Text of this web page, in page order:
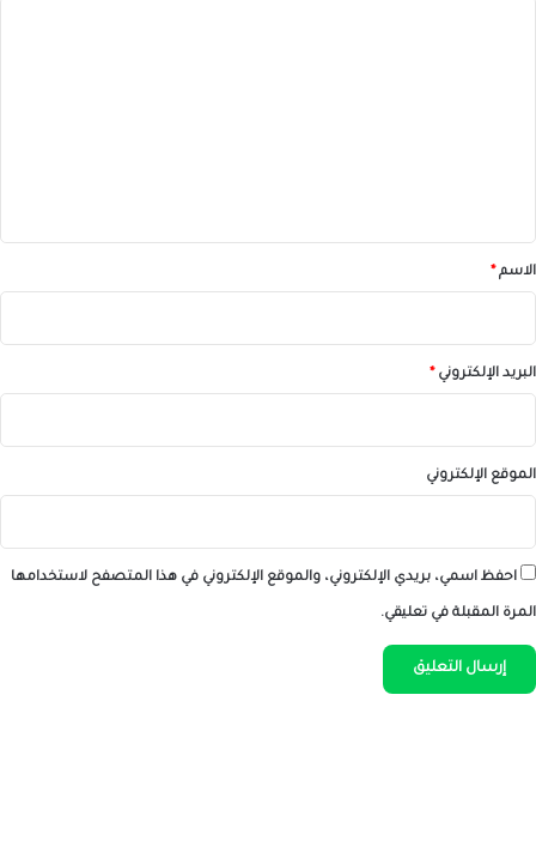
*الاسم*
البريد الإلكتروني*
الموقع الإلكتروني
احفظ اسمي، بريدي الإلكتروني، والموقع الإلكتروني في هذا المتصفح لاستخدامها
المرة المقبلة في تعليقي.